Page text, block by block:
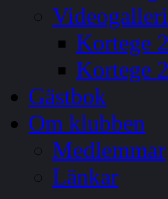
Videogalleri
Kortege
Kortege
Gästbok
Om klubben
Medlemmar
Länkar